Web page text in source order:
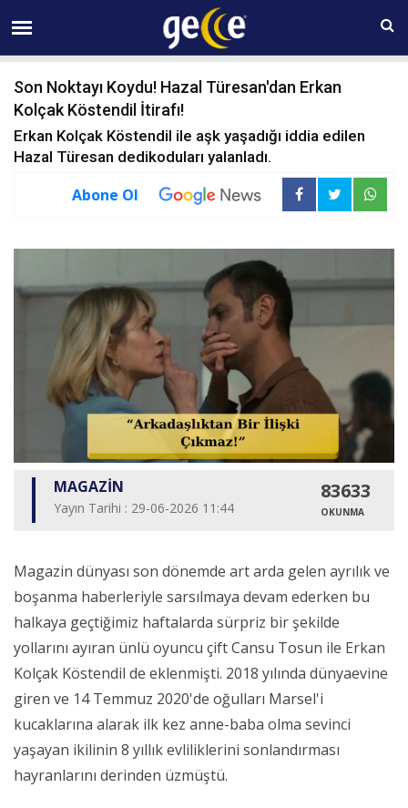
09 AĞUSTOS Pazar 01:36
Son Noktayı Koydu! Hazal Türesan'dan Erkan
Kolçak Köstendil İtirafı!
Erkan Kolçak Köstendil ile aşk yaşadığı iddia edilen
Hazal Türesan dedikoduları yalanladı.
Abone Ol
MAGAZİN
Yayın Tarihi : 29-06-2026 11:44
83633
OKUNMA
Magazin dünyası son dönemde art arda gelen ayrılık ve
boşanma haberleriyle sarsılmaya devam ederken bu
halkaya geçtiğimiz haftalarda sürpriz bir şekilde
yollarını ayıran ünlü oyuncu çift Cansu Tosun ile Erkan
Kolçak Köstendil de eklenmişti. 2018 yılında dünyaevine
giren ve 14 Temmuz 2020'de oğulları Marsel'i
kucaklarına alarak ilk kez anne-baba olma sevinci
yaşayan ikilinin 8 yıllık evliliklerini sonlandırması
hayranlarını derinden üzmüştü.